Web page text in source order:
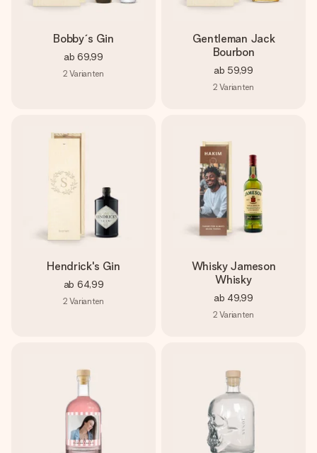
Bobby´s Gin
ab 69,99
2 Varianten
Gentleman Jack
Bourbon
ab 59,99
2 Varianten
Hendrick's Gin
ab 64,99
2 Varianten
Whisky Jameson
Whisky
ab 49,99
2 Varianten